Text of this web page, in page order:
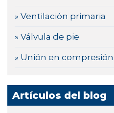
» Ventilación primaria
» Válvula de pie
» Unión en compresión
Artículos del blog